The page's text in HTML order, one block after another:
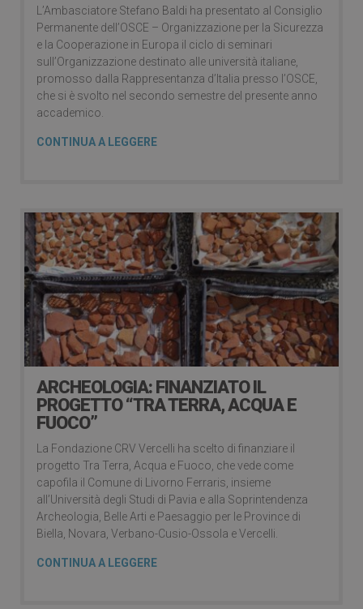
L’Ambasciatore Stefano Baldi ha presentato al Consiglio
Permanente dell’OSCE – Organizzazione per la Sicurezza
e la Cooperazione in Europa il ciclo di seminari
sull’Organizzazione destinato alle università italiane,
promosso dalla Rappresentanza d’Italia presso l’OSCE,
che si è svolto nel secondo semestre del presente anno
accademico.
CONTINUA A LEGGERE
ARCHEOLOGIA: FINANZIATO IL
PROGETTO “TRA TERRA, ACQUA E
FUOCO”
La Fondazione CRV Vercelli ha scelto di finanziare il
progetto Tra Terra, Acqua e Fuoco, che vede come
capofila il Comune di Livorno Ferraris, insieme
all’Università degli Studi di Pavia e alla Soprintendenza
Archeologia, Belle Arti e Paesaggio per le Province di
Biella, Novara, Verbano-Cusio-Ossola e Vercelli.
CONTINUA A LEGGERE